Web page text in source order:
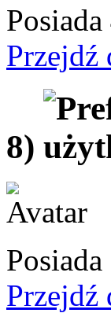
Posiada
8)
Posiada
Przejdź